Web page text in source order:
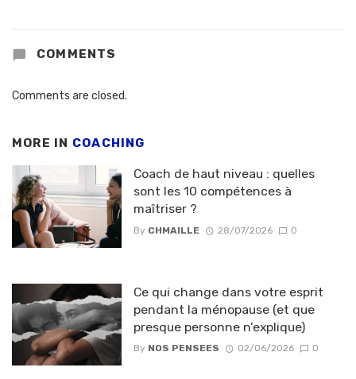
COMMENTS
Comments are closed.
MORE IN COACHING
Coach de haut niveau : quelles
sont les 10 compétences à
maîtriser ?
By CHMAILLE 28/07/2026 0
Ce qui change dans votre esprit
pendant la ménopause (et que
presque personne n’explique)
By NOS PENSEES 02/06/2026 0